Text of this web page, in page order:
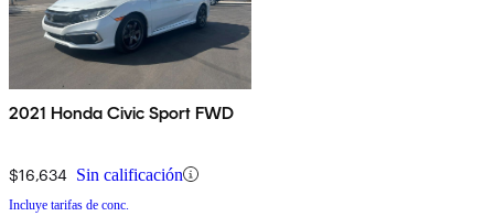
2021 Honda Civic Sport FWD
$16,634 Sin calificación
Incluye tarifas de conc.